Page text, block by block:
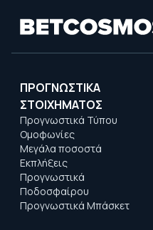
ΠΡΟΓΝΩΣΤΙΚΑ
ΣΤΟΙΧΗΜΑΤΟΣ
Προγνωστικά Τύπου
Ομοφωνίες
Μεγάλα ποσοστά
Εκπλήξεις
Προγνωστικά
Ποδοσφαίρου
Προγνωστικά Μπάσκετ